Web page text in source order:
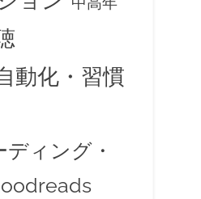
動化・習慣
ィング・